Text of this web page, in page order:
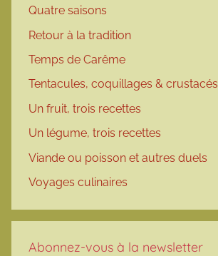
Quatre saisons
Retour à la tradition
Temps de Carême
Tentacules, coquillages & crustacés
Un fruit, trois recettes
Un légume, trois recettes
Viande ou poisson et autres duels
Voyages culinaires
Abonnez-vous à la newsletter